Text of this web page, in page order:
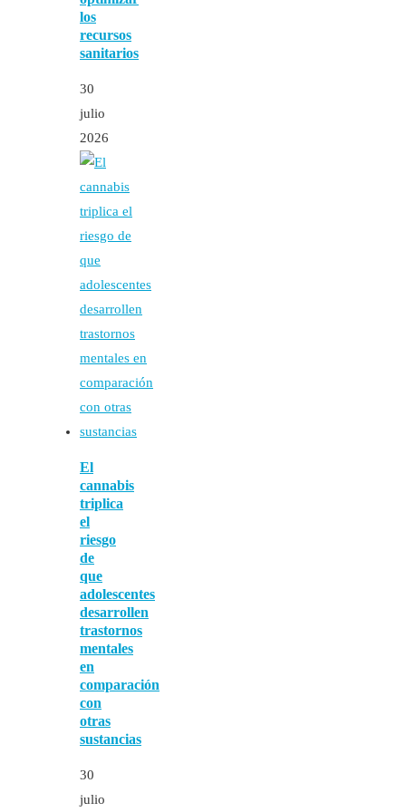
los
recursos
sanitarios
30
julio
2026
El
cannabis
triplica
el
riesgo
de
que
adolescentes
desarrollen
trastornos
mentales
en
comparación
con
otras
sustancias
30
julio